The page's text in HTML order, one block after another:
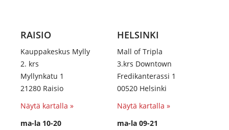
RAISIO
Kauppakeskus Mylly
2. krs
Myllynkatu 1
21280 Raisio
Näytä kartalla »
ma-la 10-20
HELSINKI
Mall of Tripla
3.krs Downtown
Fredikanterassi 1
00520 Helsinki
Näytä kartalla »
ma-la 09-21